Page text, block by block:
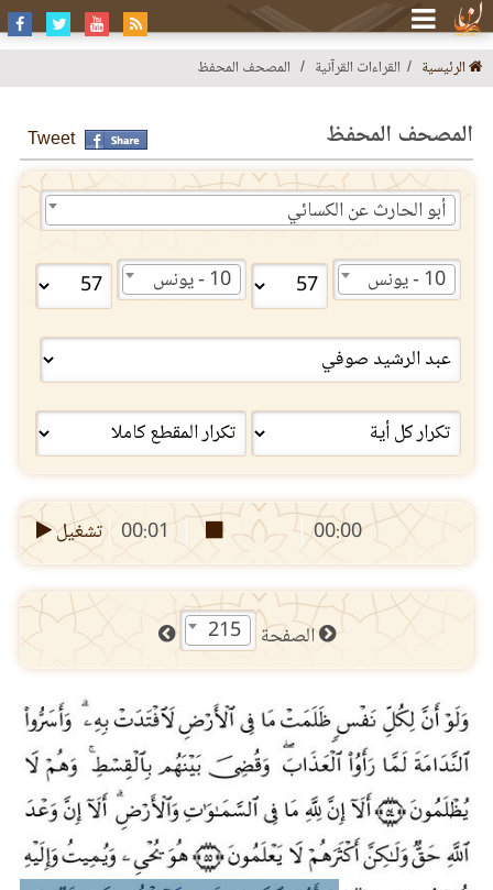
الرئيسية القراءات القرآنية المصحف المحفظ
المصحف المحفظ Tweet
أبو الحارث عن الكسائي
10 - يونس 10 - يونس
00:00
00:01 تشغيل
الصفحة 215